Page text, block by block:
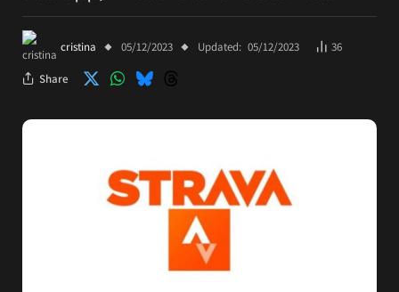
cristina 05/12/2023 Updated: 05/12/2023 36
Share